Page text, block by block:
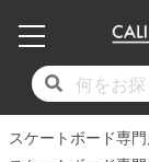
スケートボード専
17時
毎月1日はポ
17時
毎月1日はポ
子供用デッキ
7.0inch以下
17時
毎月1日はポ
7.0inch以下
7.2inch
17時
毎月1日はポ
50mm
51mm
17時
毎月1日はポ
20cm
21cm
17時
毎月1日はポ
17時
毎月1日はポ
17時
毎月1日はポ
17時
毎月1日はポ